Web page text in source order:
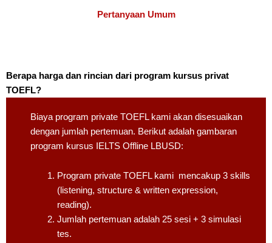
Pertanyaan Umum
Berapa harga dan rincian dari program kursus privat
TOEFL?
Biaya program private TOEFL kami akan disesuaikan
dengan jumlah pertemuan. Berikut adalah gambaran
program kursus IELTS Offline LBUSD:
Program private TOEFL kami mencakup 3 skills
(listening, structure & written expression,
reading).
Jumlah pertemuan adalah 25 sesi + 3 simulasi
tes.